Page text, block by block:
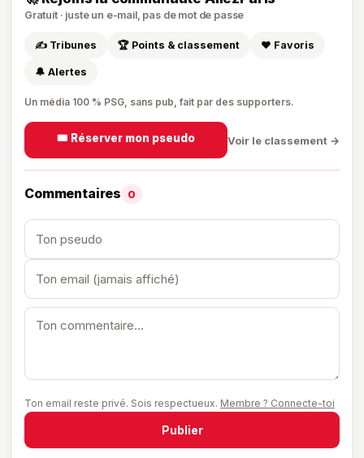
Gratuit · juste un e-mail, pas de mot de passe
✍️ Tribunes 🏆 Points & classement ❤️ Favoris
🔔 Alertes
Un média 100 % PSG, sans pub, fait par des supporters.
🎟️ Réserver mon pseudo Voir le classement →
Commentaires 0
Ton email reste privé. Sois respectueux. Membre ? Connecte-toi
Publier